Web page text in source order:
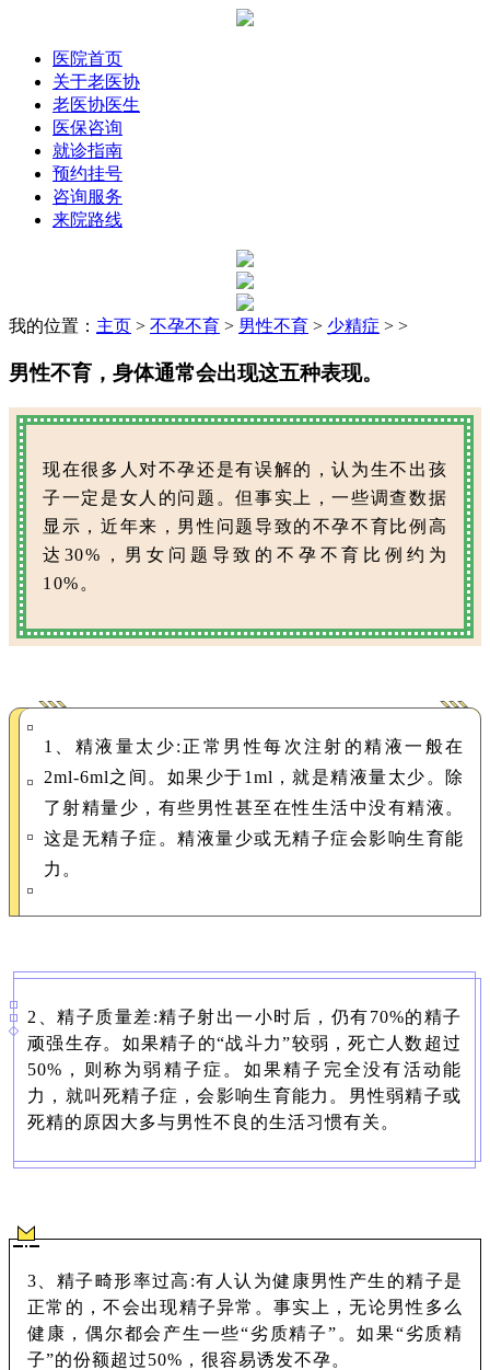
医院首页
关于老医协
老医协医生
医保咨询
就诊指南
预约挂号
咨询服务
来院路线
我的位置： 主页 > 不孕不育 > 男性不育 > 少精症 > >
男性不育，身体通常会出现这五种表现。
现在很多人对不孕还是有误解的，认为生不出孩
子一定是女人的问题。但事实上，一些调查数据
显示，近年来，男性问题导致的不孕不育比例高
达30%，男女问题导致的不孕不育比例约为
10%。
1、精液量太少:正常男性每次注射的精液一般在
2ml-6ml之间。如果少于1ml，就是精液量太少。除
了射精量少，有些男性甚至在性生活中没有精液。
这是无精子症。精液量少或无精子症会影响生育能
力。
2、精子质量差:精子射出一小时后，仍有70%的精子
顽强生存。如果精子的“战斗力”较弱，死亡人数超过
50%，则称为弱精子症。如果精子完全没有活动能
力，就叫死精子症，会影响生育能力。男性弱精子或
死精的原因大多与男性不良的生活习惯有关。
3、精子畸形率过高:有人认为健康男性产生的精子是
正常的，不会出现精子异常。事实上，无论男性多么
健康，偶尔都会产生一些“劣质精子”。如果“劣质精
子”的份额超过50%，很容易诱发不孕。